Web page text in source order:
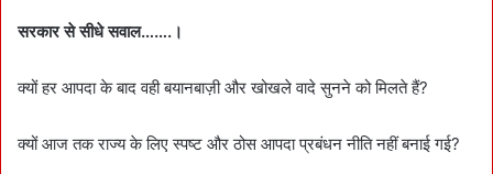
सरकार से सीधे सवाल…….।
क्यों हर आपदा के बाद वही बयानबाज़ी और खोखले वादे सुनने को मिलते हैं?
क्यों आज तक राज्य के लिए स्पष्ट और ठोस आपदा प्रबंधन नीति नहीं बनाई गई?